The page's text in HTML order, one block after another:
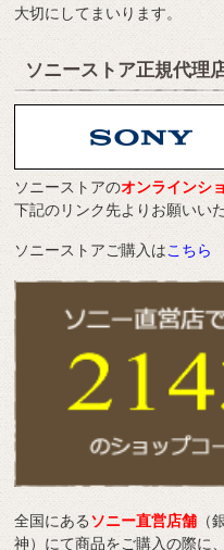
大切にしてまいります。
ソニーストア正規代理
ソニーストアのオンラインシ
下記のリンク先よりお願いい
ソニーストアご購入はこちら
全国にあるソニー直営店舗 （
神）にて商品をご購入の際に